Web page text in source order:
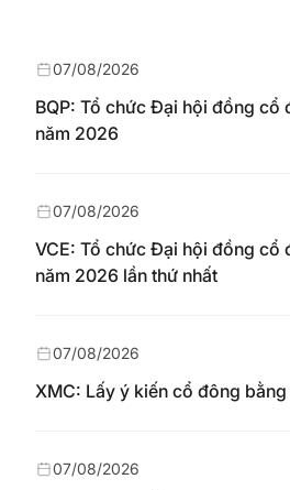
BQP: Tổ chức Đại hội đồng cổ
năm 2026
07/08/2026
VCE: Tổ chức Đại hội đồng cổ
năm 2026 lần thứ nhất
07/08/2026
XMC: Lấy ý kiến cổ đông
07/08/2026
07/08/2026